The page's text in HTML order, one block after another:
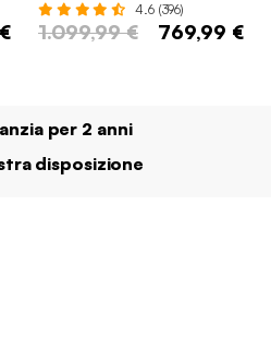
4.6 (396)
1.099,99 € 769,99 €
per 2 anni
disposizione